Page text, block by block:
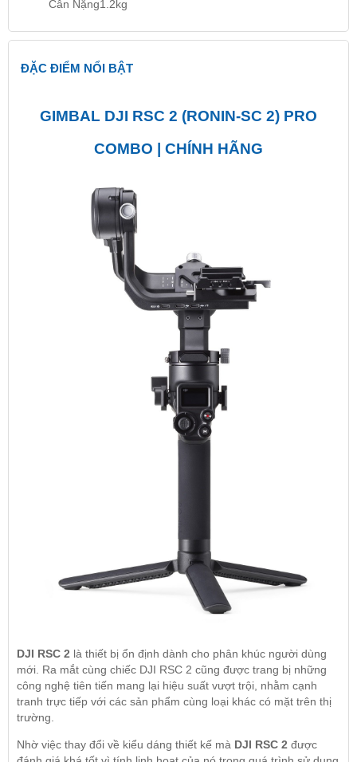
Cân Nặng1.2kg
ĐẶC ĐIỂM NỔI BẬT
GIMBAL DJI RSC 2 (RONIN-SC 2) PRO
COMBO | CHÍNH HÃNG
DJI RSC 2 là thiết bị ổn định dành cho phân khúc người dùng
mới. Ra mắt cùng chiếc DJI RSC 2 cũng được trang bị những
công nghệ tiên tiến mang lại hiệu suất vượt trội, nhằm cạnh
tranh trực tiếp với các sản phẩm cùng loại khác có mặt trên thị
trường.
Nhờ việc thay đổi về kiểu dáng thiết kế mà DJI RSC 2 được